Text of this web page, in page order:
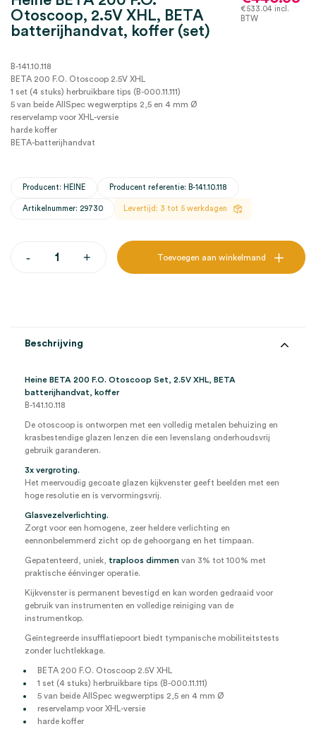
Otoscoop, 2.5V XHL, BETA
batterijhandvat, koffer (set)
€533.04 incl.
BTW
B-141.10.118
BETA 200 F.O. Otoscoop 2.5V XHL
1 set (4 stuks) herbruikbare tips (B-000.11.111)
5 van beide AllSpec wegwerptips 2,5 en 4 mm Ø
reservelamp voor XHL-versie
harde koffer
BETA-batterijhandvat
Producent: HEINE Producent referentie: B-141.10.118
Artikelnummer: 29730 Levertijd: 3 tot 5 werkdagen
-
BETA
batterijhandvat,
(set)
aantal
+ Toevoegen aan winkelmand
Beschrijving
Heine BETA 200 F.O. Otoscoop Set, 2.5V XHL, BETA
batterijhandvat, koffer
B-141.10.118
De otoscoop is ontworpen met een volledig metalen behuizing en
krasbestendige glazen lenzen die een levenslang onderhoudsvrij
gebruik garanderen.
3x vergroting.
Het meervoudig gecoate glazen kijkvenster geeft beelden met een
hoge resolutie en is vervormingsvrij.
Glasvezelverlichting.
Zorgt voor een homogene, zeer heldere verlichting en
eennonbelemmerd zicht op de gehoorgang en het timpaan.
Gepatenteerd, uniek, traploos dimmen van 3% tot 100% met
praktische éénvinger operatie.
Kijkvenster is permanent bevestigd en kan worden gedraaid voor
gebruik van instrumenten en volledige reiniging van de
instrumentkop.
Geïntegreerde insufflatiepoort biedt tympanische mobiliteitstests
zonder luchtlekkage.
BETA 200 F.O. Otoscoop 2.5V XHL
1 set (4 stuks) herbruikbare tips (B-000.11.111)
5 van beide AllSpec wegwerptips 2,5 en 4 mm Ø
reservelamp voor XHL-versie
harde koffer